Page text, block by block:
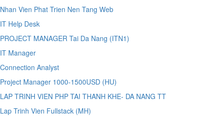
Nhan Vien Phat Trien Nen Tang Web
IT Help Desk
PROJECT MANAGER Tai Da Nang (ITN1)
IT Manager
Connection Analyst
Project Manager 1000-1500USD (HU)
LAP TRINH VIEN PHP TAI THANH KHE- DA NANG TT
Lap Trinh Vien Fullstack (MH)